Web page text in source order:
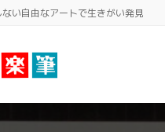
い自由なアートで生きがい発見